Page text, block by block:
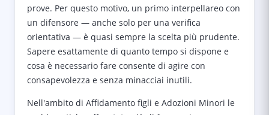
prove. Per questo motivo, un primo interpellareo con
un difensore — anche solo per una verifica
orientativa — è quasi sempre la scelta più prudente.
Sapere esattamente di quanto tempo si dispone e
cosa è necessario fare consente di agire con
consapevolezza e senza minacciai inutili.
Nell'ambito di Affidamento figli e Adozioni Minori le